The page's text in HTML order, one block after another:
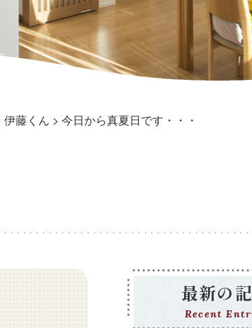
伊藤くん > 今日から真夏日です・・・
最新の
Recent